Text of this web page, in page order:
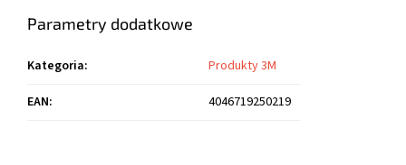
Parametry dodatkowe
Kategoria:
Produkty 3M
EAN: 4046719250219